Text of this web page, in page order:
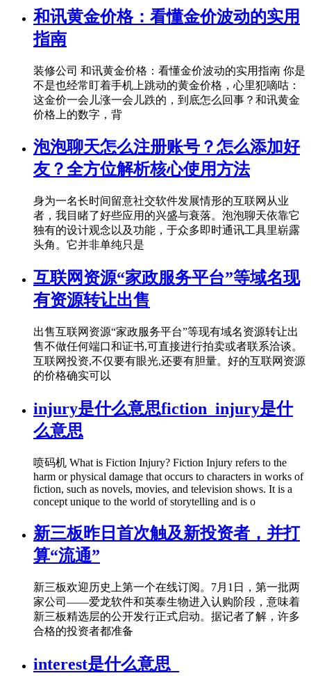
和讯黄金价格：看懂金价波动的实用
指南
装修公司 和讯黄金价格：看懂金价波动的实用指南 你是
不是也经常盯着手机上跳动的黄金价格，心里犯嘀咕：
这金价一会儿涨一会儿跌的，到底怎么回事？和讯黄金
价格上的数字，背
泡泡聊天怎么注册账号？怎么添加好
友？全方位解析核心使用方法
身为一名长时间留意社交软件发展情形的互联网从业
者，我目睹了好些应用的兴盛与衰落。泡泡聊天依靠它
独有的设计观念以及功能，于众多即时通讯工具里崭露
头角。它并非单纯只是
互联网资源“家政服务平台”等域名现
有资源转让出售
出售互联网资源“家政服务平台”等现有域名资源转让出
售不做任何端口和证书,可直接进行拍卖或者联系洽谈。
互联网投资,不仅要有眼光,还要有胆量。好的互联网资源
的价格确实可以
injury是什么意思fiction_injury是什
么意思
喷码机 What is Fiction Injury? Fiction Injury refers to the
harm or physical damage that occurs to characters in works of
fiction, such as novels, movies, and television shows. It is a
concept unique to the world of storytelling and is o
新三板昨日首次触及新投资者，并打
算“流通”
新三板欢迎历史上第一个在线订阅。7月1日，第一批两
家公司——爱龙软件和英泰生物进入认购阶段，意味着
新三板精选层的公开发行正式启动。据记者了解，许多
合格的投资者都准备
interest是什么意思_